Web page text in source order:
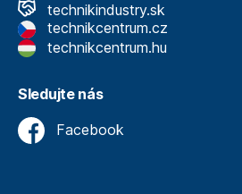
technikindustry.sk
technikcentrum.cz
technikcentrum.hu
Sledujte nás
Facebook